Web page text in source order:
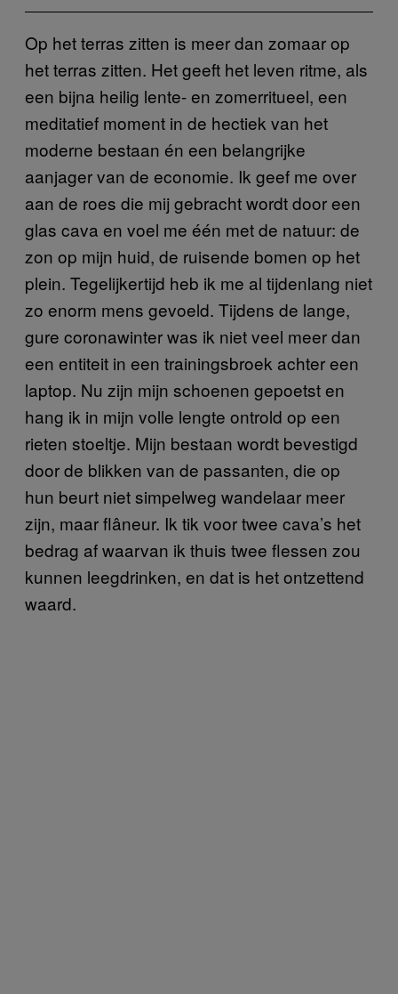
Op het terras zitten is meer dan zomaar op
het terras zitten. Het geeft het leven ritme, als
een bijna heilig lente- en zomerritueel, een
meditatief moment in de hectiek van het
moderne bestaan én een belangrijke
aanjager van de economie. Ik geef me over
aan de roes die mij gebracht wordt door een
glas cava en voel me één met de natuur: de
zon op mijn huid, de ruisende bomen op het
plein. Tegelijkertijd heb ik me al tijdenlang niet
zo enorm mens gevoeld. Tijdens de lange,
gure coronawinter was ik niet veel meer dan
een entiteit in een trainingsbroek achter een
laptop. Nu zijn mijn schoenen gepoetst en
hang ik in mijn volle lengte ontrold op een
rieten stoeltje. Mijn bestaan wordt bevestigd
door de blikken van de passanten, die op
hun beurt niet simpelweg wandelaar meer
zijn, maar flâneur. Ik tik voor twee cava’s het
bedrag af waarvan ik thuis twee flessen zou
kunnen leegdrinken, en dat is het ontzettend
waard.